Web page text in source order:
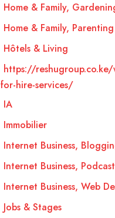
Home & Family,
Home & Family, Parenting
Hôtels & Living
https://reshugroup.co.ke/
for-hire-services/
IA
Immobilier
Internet Business,
Internet Business,
Internet Business, Web
Jobs & Stages